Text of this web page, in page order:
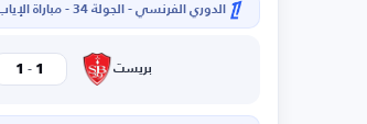
الدوري الفرنسي - الجولة 34 - مباراة الإياب
بريست 1
-
1